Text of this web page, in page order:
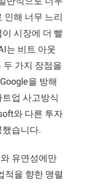
인해 너무 느리
시장에 더 빨
는 비트 아웃
두 가지 장점을
을 방해
업 사고방식
와 다른 투자
했습니다.
유연성에만
적을 향한 맹렬